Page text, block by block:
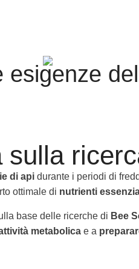
sulla
di api durante i periodi di
ottimale di nutrienti
base delle ricerche di Bee
metabolica e a